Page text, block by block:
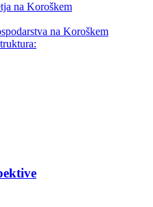
na Koroškem
na Koroškem